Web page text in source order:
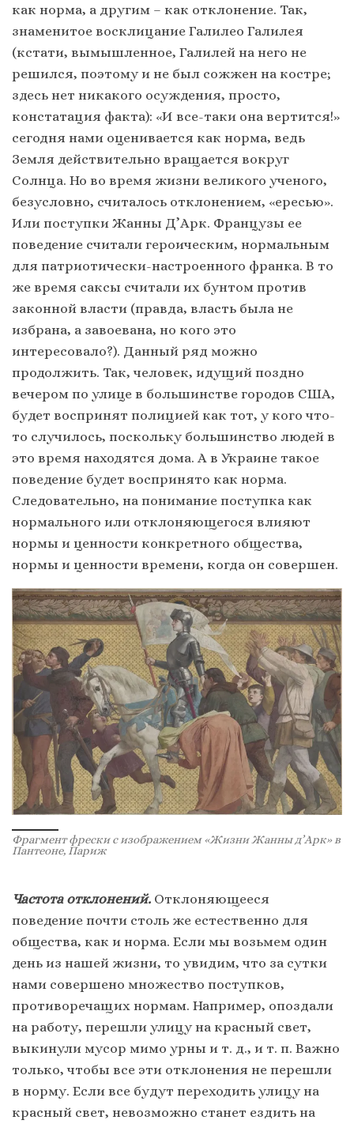
как норма, а другим – как отклонение. Так,
знаменитое восклицание Галилео Галилея
(кстати, вымышленное, Галилей на него не
решился, поэтому и не был сожжен на костре;
здесь нет никакого осуждения, просто,
констатация факта): «И все-таки она вертится!»
сегодня нами оценивается как норма, ведь
Земля действительно вращается вокруг
Солнца. Но во время жизни великого ученого,
безусловно, считалось отклонением, «ересью».
Или поступки Жанны Д’Арк. Французы ее
поведение считали героическим, нормальным
для патриотически-настроенного франка. В то
же время саксы считали их бунтом против
законной власти (правда, власть была не
избрана, а завоевана, но кого это
интересовало?). Данный ряд можно
продолжить. Так, человек, идущий поздно
вечером по улице в большинстве городов США,
будет воспринят полицией как тот, у кого что-
то случилось, поскольку большинство людей в
это время находятся дома. А в Украине такое
поведение будет воспринято как норма.
Следовательно, на понимание поступка как
нормального или отклоняющегося влияют
нормы и ценности конкретного общества,
нормы и ценности времени, когда он совершен.
Фрагмент фрески с изображением «Жизни Жанны д’Арк» в
Пантеоне, Париж
Частота отклонений. Отклоняющееся
поведение почти столь же естественно для
общества, как и норма. Если мы возьмем один
день из нашей жизни, то увидим, что за сутки
нами совершено множество поступков,
противоречащих нормам. Например, опоздали
на работу, перешли улицу на красный свет,
выкинули мусор мимо урны и т. д., и т. п. Важно
только, чтобы все эти отклонения не перешли
в норму. Если все будут переходить улицу на
красный свет, невозможно станет ездить на